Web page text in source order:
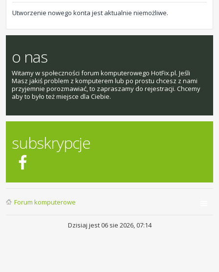
Utworzenie nowego konta jest aktualnie niemożliwe.
o nas
Witamy w społeczności forum komputerowego HotFix.pl. Jeśli
Masz jakiś problem z komputerem lub po prostu chcesz z nami
przyjemnie porozmawiać, to zapraszamy do rejestracji. Chcemy
aby to było też miejsce dla Ciebie.
subskrypcje
Forum komputerowe
Dzisiaj jest 06 sie 2026, 07:14